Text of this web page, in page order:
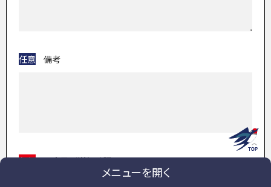
メニューを開く
任意 備考
必須
同意及び送信確認